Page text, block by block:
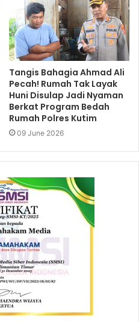
Tangis Bahagia Ahmad Ali
Pecah! Rumah Tak Layak
Huni Disulap Jadi Nyaman
Berkat Program Bedah
Rumah Polres Kutim
09 June 2026